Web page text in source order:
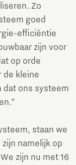
Zo
goed
efficiëntie
zijn voor
op orde
de kleine
dat ons systeem
staan we
namelijk op
zijn nu met 16